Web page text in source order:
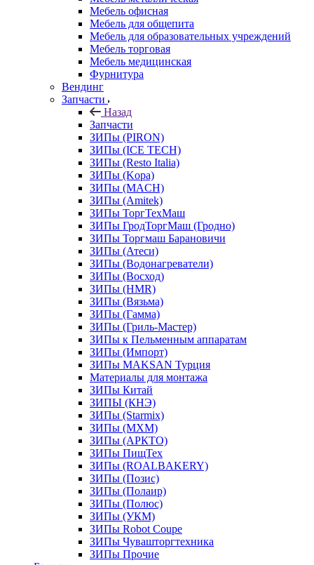
Мебель офисная
Мебель для общепита
Мебель для образовательных учреждений
Мебель торговая
Мебель медицинская
Фурнитура
Вендинг
Запчасти
Назад
Запчасти
ЗИПы (PIRON)
ЗИПы (ICE TECH)
ЗИПы (Resto Italia)
ЗИПы (Kopa)
ЗИПы (MACH)
ЗИПы (Amitek)
ЗИПы ТоргТехМаш
ЗИПы ГродТоргМаш (Гродно)
ЗИПы Торгмаш Барановичи
ЗИПы (Атеси)
ЗИПы (Водонагреватели)
ЗИПы (Восход)
ЗИПы (HMR)
ЗИПы (Вязьма)
ЗИПы (Гамма)
ЗИПы (Гриль-Мастер)
ЗИПы к Пельменным аппаратам
ЗИПы (Импорт)
ЗИПы MAKSAN Турция
Материалы для монтажа
ЗИПы Китай
ЗИПЫ (КНЭ)
ЗИПы (Starmix)
ЗИПы (МХМ)
ЗИПы (АРКТО)
ЗИПы ПищТех
ЗИПы (ROALBAKERY)
ЗИПы (Позис)
ЗИПы (Полаир)
ЗИПы (Полюс)
ЗИПы (УКМ)
ЗИПы Robot Coupe
ЗИПы Чувашторгтехника
ЗИПы Прочие